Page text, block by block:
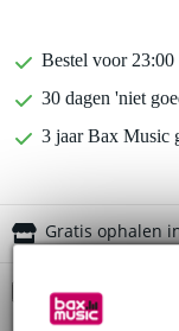
Bestel voor
30 dagen 'niet
3 jaar Bax Music
Gratis ophalen
Kies nu
voordelen